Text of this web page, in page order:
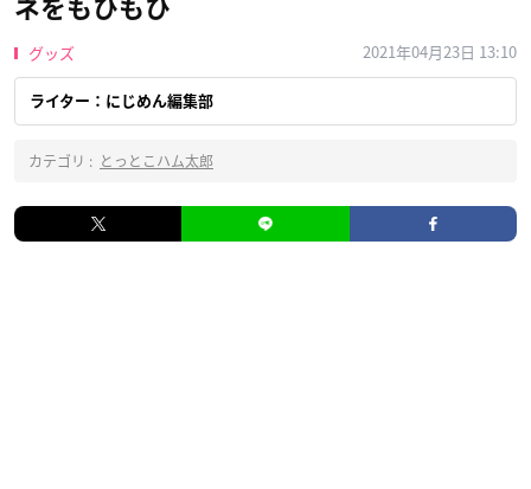
ネをもひもひ
グッズ 2021年04月23日 13:10
ライター：にじめん編集部
カテゴリ : とっとこハム太郎